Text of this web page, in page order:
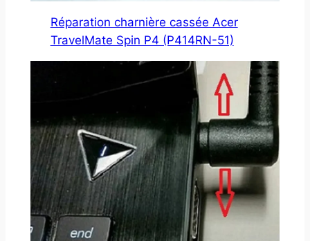
Réparation charnière cassée Acer
TravelMate Spin P4 (P414RN-51)